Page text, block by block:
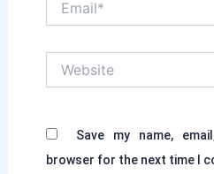
Save my name,
browser for the next time I